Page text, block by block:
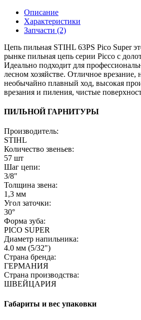
Описание
Характеристики
Запчасти (2)
Цепь пильная STIHL 63PS Pico Super
рынке пильная цепь серии Picco с
Идеально подходит для
лесном хозяйстве. Отличное
необычайно плавный ход, высокая
врезания и пиления, чистые
ПИЛЬНОЙ ГАРНИТУРЫ
Производитель:
STIHL
Количество звеньев:
57 шт
Шаг цепи:
3/8"
Толщина звена:
1,3 мм
Угол заточки:
30°
Форма зуба:
PICO SUPER
Диаметр напильника:
4.0 мм (5/32")
Страна бренда:
ГЕРМАНИЯ
Страна производства:
ШВЕЙЦАРИЯ
Габариты и вес упаковки